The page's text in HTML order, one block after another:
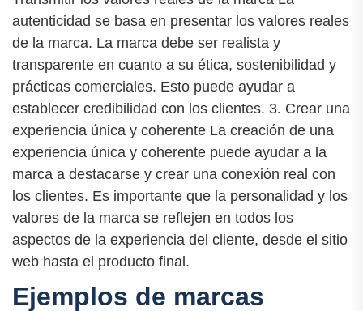
autenticidad se basa en presentar los valores reales
de la marca. La marca debe ser realista y
transparente en cuanto a su ética, sostenibilidad y
prácticas comerciales. Esto puede ayudar a
establecer credibilidad con los clientes. 3. Crear una
experiencia única y coherente La creación de una
experiencia única y coherente puede ayudar a la
marca a destacarse y crear una conexión real con
los clientes. Es importante que la personalidad y los
valores de la marca se reflejen en todos los
aspectos de la experiencia del cliente, desde el sitio
web hasta el producto final.
Ejemplos de marcas